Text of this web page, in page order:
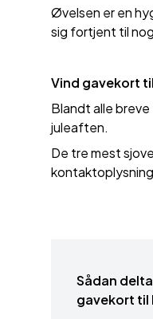
Øvelsen er en
sig fortjent til
Vind gavekort
Blandt alle
juleaften.
De tre mest
Sådan
gavekort til